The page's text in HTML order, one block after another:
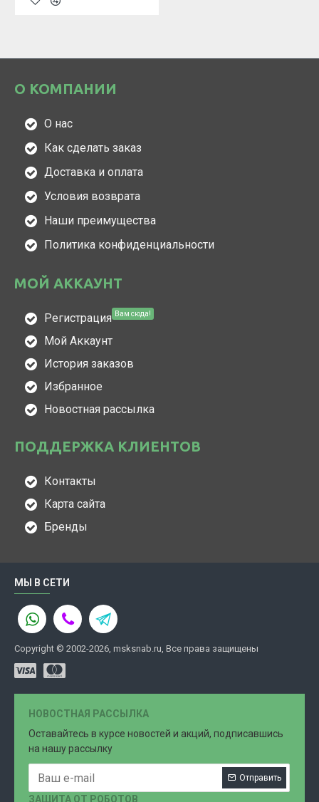
О КОМПАНИИ
О нас
Как сделать заказ
Доставка и оплата
Условия возврата
Наши преимущества
Политика конфиденциальности
МОЙ АККАУНТ
Регистрация Вам сюда!
Мой Аккаунт
История заказов
Избранное
Новостная рассылка
ПОДДЕРЖКА КЛИЕНТОВ
Контакты
Карта сайта
Бренды
МЫ В СЕТИ
Copyright © 2002-2026, msksnab.ru, Все права защищены
НОВОСТНАЯ РАССЫЛКА
Оставайтесь в курсе новостей и акций, подписавшись
на нашу рассылку
Отправить
ЗАЩИТА ОТ РОБОТОВ